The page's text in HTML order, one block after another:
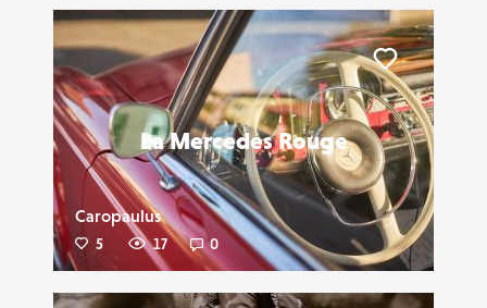
La Mercedes Rouge
Caropaulus
5 17 0
Liker